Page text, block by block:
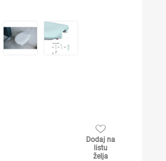
Dodaj na
listu
želja